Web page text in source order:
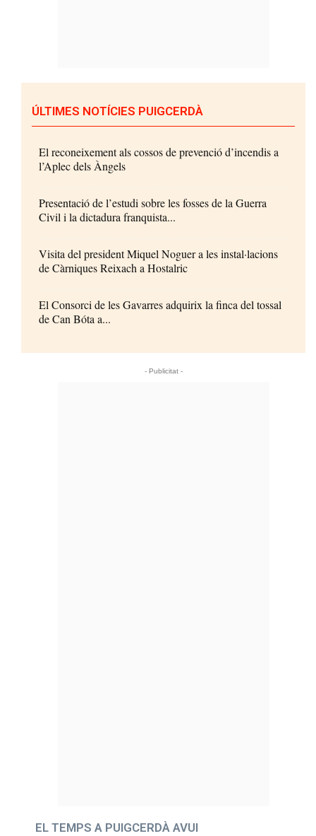
ÚLTIMES NOTÍCIES PUIGCERDÀ
El reconeixement als cossos de prevenció d’incendis a
l’Aplec dels Àngels
Presentació de l’estudi sobre les fosses de la Guerra
Civil i la dictadura franquista...
Visita del president Miquel Noguer a les instal·lacions
de Càrniques Reixach a Hostalric
El Consorci de les Gavarres adquirix la finca del tossal
de Can Bóta a...
- Publicitat -
EL TEMPS A PUIGCERDÀ AVUI